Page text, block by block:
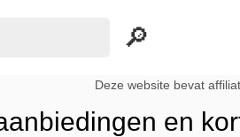
Deze website bevat
en